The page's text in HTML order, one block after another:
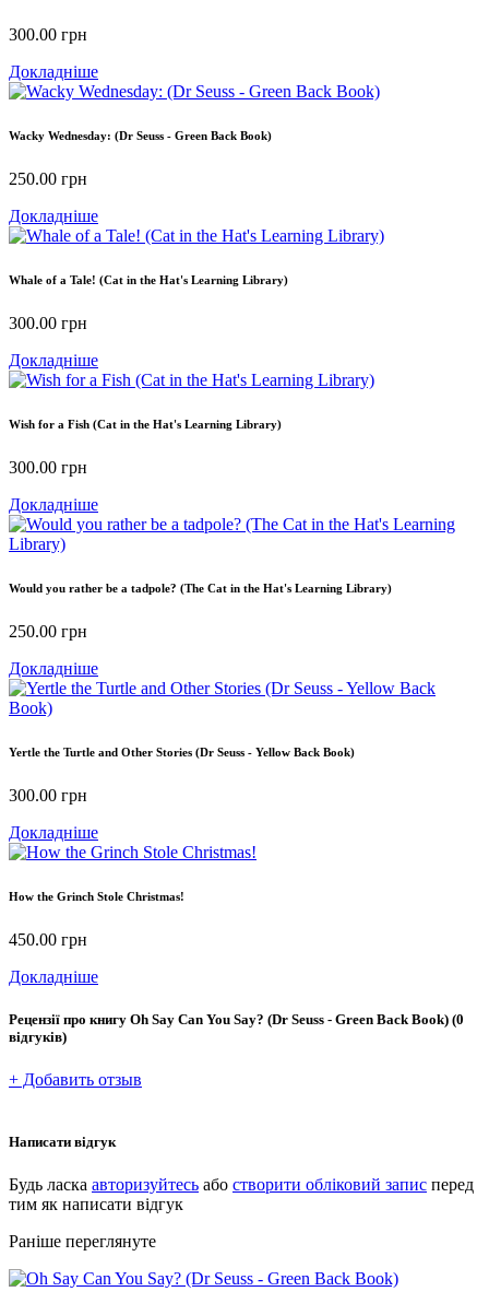
300.00 грн
Докладніше
Wacky Wednesday: (Dr Seuss - Green Back Book)
250.00 грн
Докладніше
Whale of a Tale! (Cat in the Hat's Learning Library)
300.00 грн
Докладніше
Wish for a Fish (Cat in the Hat's Learning Library)
300.00 грн
Докладніше
Would you rather be a tadpole? (The Cat in the Hat's Learning Library)
250.00 грн
Докладніше
Yertle the Turtle and Other Stories (Dr Seuss - Yellow Back Book)
300.00 грн
Докладніше
How the Grinch Stole Christmas!
450.00 грн
Докладніше
Рецензії про книгу Oh Say Can You Say? (Dr Seuss - Green Back Book) (0
відгуків)
+ Добавить отзыв
Написати відгук
Будь ласка авторизуйтесь або створити обліковий запис перед
тим як написати відгук
Раніше переглянуте